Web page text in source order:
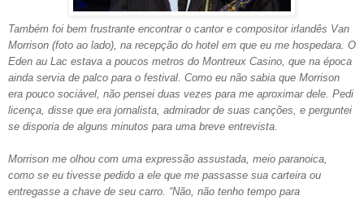
Também foi bem frustrante encontrar o cantor e compositor irlandês Van
Morrison (foto ao lado), na recepção do hotel em que eu me hospedara. O
Eden au Lac estava a poucos metros do Montreux Casino, que na época
ainda servia de palco para o festival. Como eu não sabia que Morrison
era pouco sociável, não pensei duas vezes para me aproximar dele. Pedi
licença, disse que era jornalista, admirador de suas canções, e perguntei
se disporia de alguns minutos para uma breve entrevista.
Morrison me olhou com uma expressão assustada, meio paranoica,
como se eu tivesse pedido a ele que me passasse sua carteira ou
entregasse a chave de seu carro. “Não, não tenho tempo para